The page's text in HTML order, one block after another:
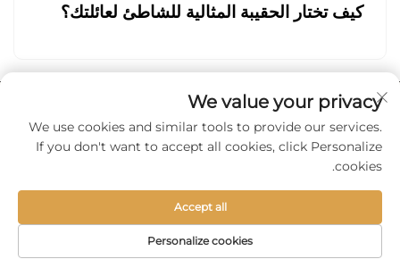
كيف تختار الحقيبة المثالية للشاطئ لعائلتك؟
We value your privacy
We use cookies and similar tools to provide our services.
If you don't want to accept all cookies, click Personalize
cookies.
Personalize cookies
Accept all